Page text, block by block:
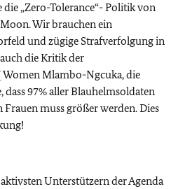
„Zero-Tolerance“- Politik von
Wir brauchen ein
und zügige Strafverfolgung in
die Kritik der
Women Mlambo-Ngcuka, die
97% aller Blauhelmsoldaten
muss größer werden. Dies
Unterstützern der Agenda